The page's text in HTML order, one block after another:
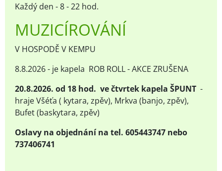
Každý den - 8 - 22 hod.
MUZICÍROVÁNÍ
V HOSPODĚ V KEMPU
8.8.2026 - je kapela ROB ROLL - AKCE ZRUŠENA
20.8.2026. od 18 hod. ve čtvrtek kapela ŠPUNT -
hraje Všéťa ( kytara, zpěv), Mrkva (banjo, zpěv),
Bufet (baskytara, zpěv)
Oslavy na objednání na tel. 605443747 nebo
737406741